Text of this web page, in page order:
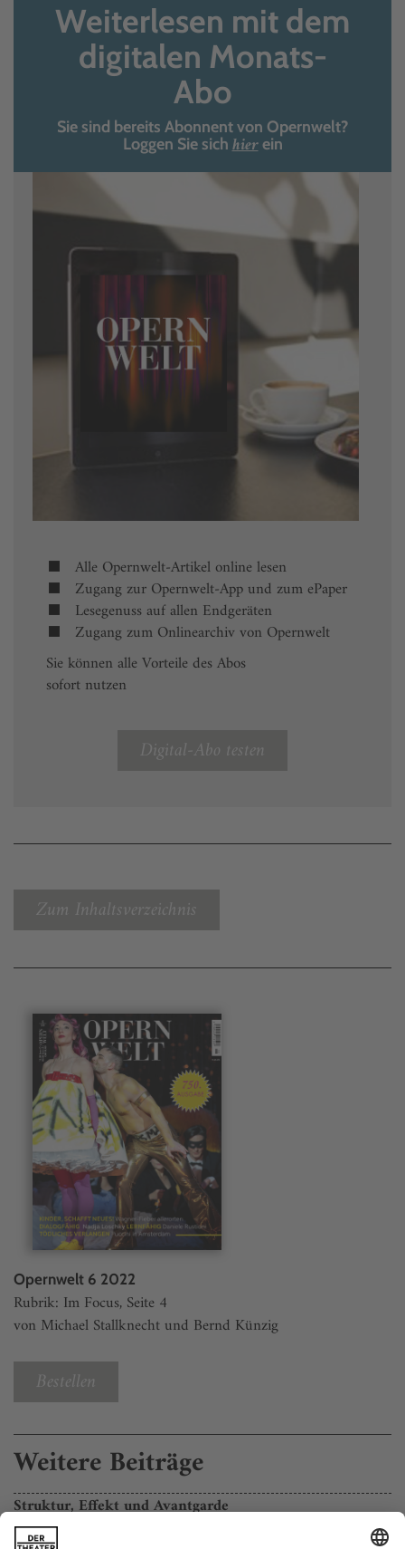
Weiterlesen mit dem
digitalen Monats-
Abo
Sie sind bereits Abonnent von Opernwelt?
Loggen Sie sich hierein
Alle Opernwelt-Artikel online lesen
Zugang zur Opernwelt-App und zum ePaper
Lesegenuss auf allen Endgeräten
Zugang zum Onlinearchiv von Opernwelt
Sie können alle Vorteile des Abos
sofort nutzen
Digital-Abo testen
Zum Inhaltsverzeichnis
Opernwelt 6 2022
Rubrik: Im Focus, Seite 4
von Michael Stallknecht und Bernd Künzig
Bestellen
Weitere Beiträge
Struktur, Effekt und Avantgarde
Zum Tod des britischen Komponisten Harrison Birtwistle